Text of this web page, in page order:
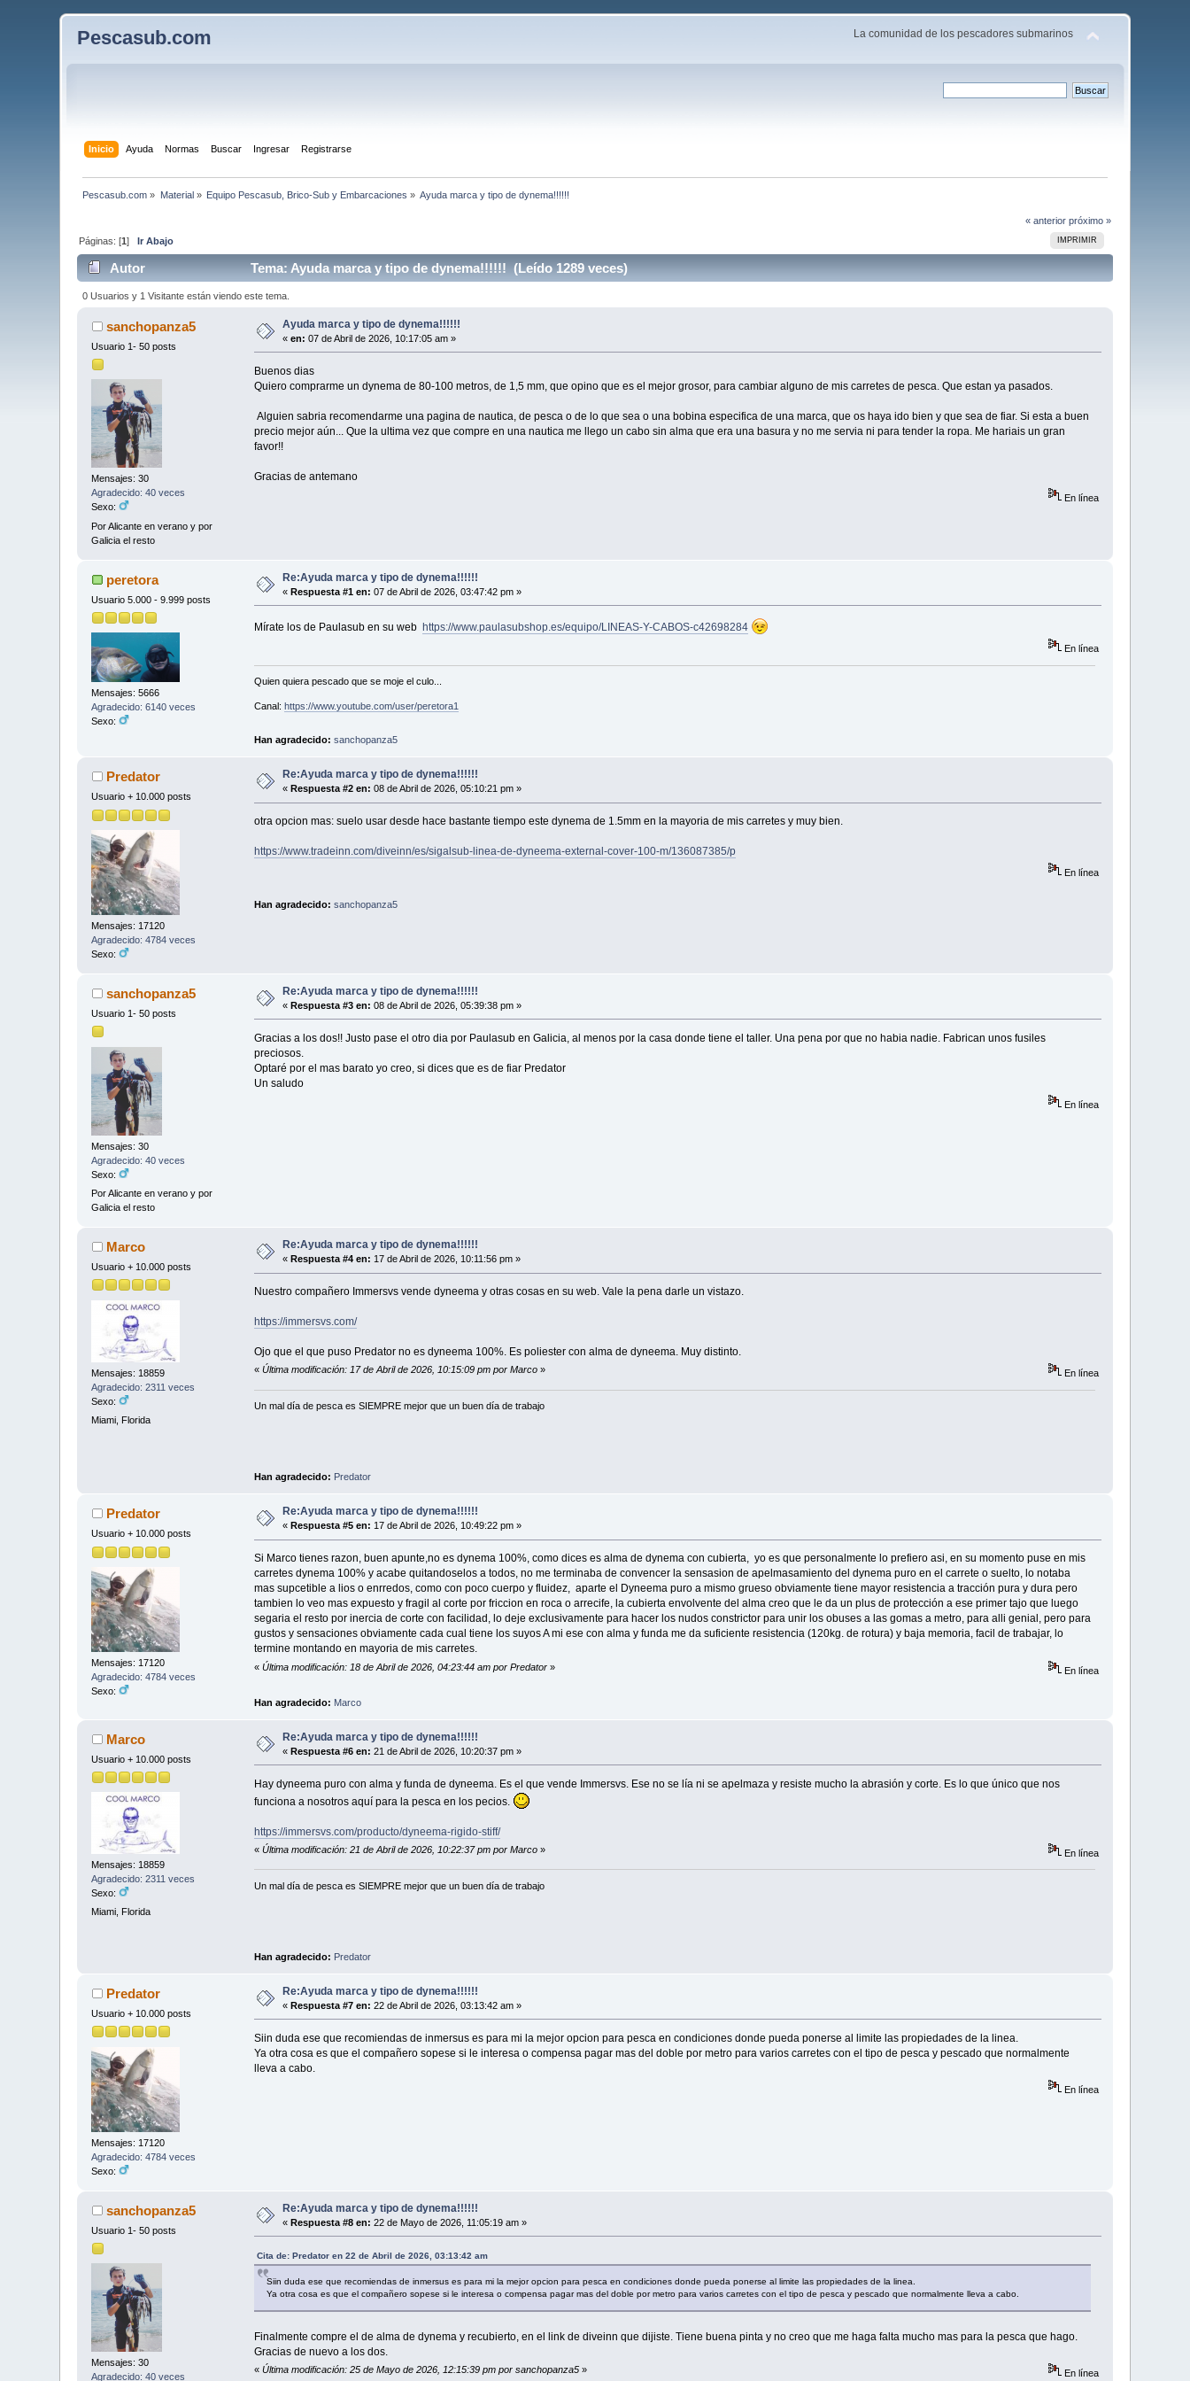
Pescasub.com La comunidad de los pescadores submarinos
Inicio Ayuda Normas Buscar Ingresar Registrarse
Pescasub.com » Material» Equipo Pescasub, Brico-Sub y Embarcaciones » Ayuda marca y tipo de dynema!!!!!!
« anterior próximo »
IMPRIMIR
Páginas: [1]Ir Abajo
Autor Tema: Ayuda marca y tipo de dynema!!!!!! (Leído 1289 veces)
0 Usuarios y 1 Visitante están viendo este tema.
sanchopanza5
Usuario 1- 50 posts
Mensajes: 30
Agradecido: 40 veces
Sexo:
Por Alicante en verano y por
Galicia el resto
Ayuda marca y tipo de dynema!!!!!!
«en: 07 de Abril de 2026, 10:17:05 am »
Buenos dias
Quiero comprarme un dynema de 80-100 metros, de 1,5 mm, que opino que es el mejor grosor, para cambiar alguno de mis carretes de pesca. Que estan ya pasados.
Alguien sabria recomendarme una pagina de nautica, de pesca o de lo que sea o una bobina especifica de una marca, que os haya ido bien y que sea de fiar. Si esta a buen
precio mejor aún... Que la ultima vez que compre en una nautica me llego un cabo sin alma que era una basura y no me servia ni para tender la ropa. Me hariais un gran
favor!!
Gracias de antemano
En línea
peretora
Usuario 5.000 - 9.999 posts
Mensajes: 5666
Agradecido: 6140 veces
Sexo:
Re:Ayuda marca y tipo de dynema!!!!!!
«Respuesta #1 en: 07 de Abril de 2026, 03:47:42 pm »
Mírate los de Paulasub en su web https://www.paulasubshop.es/equipo/LINEAS-Y-CABOS-c42698284
En línea
Quien quiera pescado que se moje el culo...
Canal: https://www.youtube.com/user/peretora1
Han agradecido: sanchopanza5
Predator
Usuario + 10.000 posts
Mensajes: 17120
Agradecido: 4784 veces
Sexo:
Re:Ayuda marca y tipo de dynema!!!!!!
« Respuesta #2 en: 08 de Abril de 2026, 05:10:21 pm »
otra opcion mas: suelo usar desde hace bastante tiempo este dynema de 1.5mm en la mayoria de mis carretes y muy bien.
https://www.tradeinn.com/diveinn/es/sigalsub-linea-de-dyneema-external-cover-100-m/136087385/p
En línea
Han agradecido: sanchopanza5
sanchopanza5
Usuario 1- 50 posts
Mensajes: 30
Agradecido: 40 veces
Sexo:
Por Alicante en verano y por
Galicia el resto
Re:Ayuda marca y tipo de dynema!!!!!!
«Respuesta #3 en: 08 de Abril de 2026, 05:39:38 pm »
Gracias a los dos!! Justo pase el otro dia por Paulasub en Galicia, al menos por la casa donde tiene el taller. Una pena por que no habia nadie. Fabrican unos fusiles
preciosos.
Optaré por el mas barato yo creo, si dices que es de fiar Predator
Un saludo
En línea
Marco
Usuario + 10.000 posts
Mensajes: 18859
Agradecido: 2311 veces
Sexo:
Miami, Florida
Re:Ayuda marca y tipo de dynema!!!!!!
«Respuesta #4 en: 17 de Abril de 2026, 10:11:56 pm »
Nuestro compañero Immersvs vende dyneema y otras cosas en su web. Vale la pena darle un vistazo.
https://immersvs.com/
Ojo que el que puso Predator no es dyneema 100%. Es poliester con alma de dyneema. Muy distinto.
« Última modificación: 17 de Abril de 2026, 10:15:09 pm por Marco» En línea
Un mal día de pesca es SIEMPRE mejor que un buen dí­a de trabajo
Han agradecido: Predator
Predator
Usuario + 10.000 posts
Mensajes: 17120
Agradecido: 4784 veces
Sexo:
Re:Ayuda marca y tipo de dynema!!!!!!
« Respuesta #5 en: 17 de Abril de 2026, 10:49:22 pm »
Si Marco tienes razon, buen apunte,no es dynema 100%, como dices es alma de dynema con cubierta, yo es que personalmente lo prefiero asi, en su momento puse en mis
carretes dynema 100% y acabe quitandoselos a todos, no me terminaba de convencer la sensasion de apelmasamiento del dynema puro en el carrete o suelto, lo notaba
mas supcetible a lios o enrredos, como con poco cuerpo y fluidez, aparte el Dyneema puro a mismo grueso obviamente tiene mayor resistencia a tracción pura y dura pero
tambien lo veo mas expuesto y fragil al corte por friccion en roca o arrecife, la cubierta envolvente del alma creo que le da un plus de protección a ese primer tajo que luego
segaria el resto por inercia de corte con facilidad, lo deje exclusivamente para hacer los nudos constrictor para unir los obuses a las gomas a metro, para alli genial, pero para
gustos y sensaciones obviamente cada cual tiene los suyos A mi ese con alma y funda me da suficiente resistencia (120kg. de rotura) y baja memoria, facil de trabajar, lo
termine montando en mayoria de mis carretes.
« Última modificación: 18 de Abril de 2026, 04:23:44 am por Predator» En línea
Han agradecido: Marco
Marco
Usuario + 10.000 posts
Mensajes: 18859
Agradecido: 2311 veces
Sexo:
Miami, Florida
Re:Ayuda marca y tipo de dynema!!!!!!
«Respuesta #6 en: 21 de Abril de 2026, 10:20:37 pm »
Hay dyneema puro con alma y funda de dyneema. Es el que vende Immersvs. Ese no se lía ni se apelmaza y resiste mucho la abrasión y corte. Es lo que único que nos
funciona a nosotros aquí para la pesca en los pecios.
https://immersvs.com/producto/dyneema-rigido-stiff/
« Última modificación: 21 de Abril de 2026, 10:22:37 pm por Marco» En línea
Un mal día de pesca es SIEMPRE mejor que un buen dí­a de trabajo
Han agradecido: Predator
Predator
Usuario + 10.000 posts
Mensajes: 17120
Agradecido: 4784 veces
Sexo:
Re:Ayuda marca y tipo de dynema!!!!!!
«Respuesta #7 en: 22 de Abril de 2026, 03:13:42 am »
Siin duda ese que recomiendas de inmersus es para mi la mejor opcion para pesca en condiciones donde pueda ponerse al limite las propiedades de la linea.
Ya otra cosa es que el compañero sopese si le interesa o compensa pagar mas del doble por metro para varios carretes con el tipo de pesca y pescado que normalmente
lleva a cabo.
En línea
sanchopanza5
Usuario 1- 50 posts
Mensajes: 30
Agradecido: 40 veces
Re:Ayuda marca y tipo de dynema!!!!!!
«Respuesta #8 en: 22 de Mayo de 2026, 11:05:19 am »
Cita de: Predator en 22 de Abril de 2026, 03:13:42 am
Siin duda ese que recomiendas de inmersus es para mi la mejor opcion para pesca en condiciones donde pueda ponerse al limite las propiedades de la linea.
Ya otra cosa es que el compañero sopese si le interesa o compensa pagar mas del doble por metro para varios carretes con el tipo de pesca y pescado que normalmente lleva a cabo.
Finalmente compre el de alma de dynema y recubierto, en el link de diveinn que dijiste. Tiene buena pinta y no creo que me haga falta mucho mas para la pesca que hago.
Gracias de nuevo a los dos.
« Última modificación: 25 de Mayo de 2026, 12:15:39 pm por sanchopanza5» En línea